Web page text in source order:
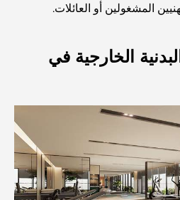
عقاري في دبي: الدليل الشامل
معيار جديد للحياة المتكاملة في
فاستو: دليل عملي لتحقيق التوازن
في دبي: تحويل المساحات
المشغولين أو العائلات.
الخارجية في